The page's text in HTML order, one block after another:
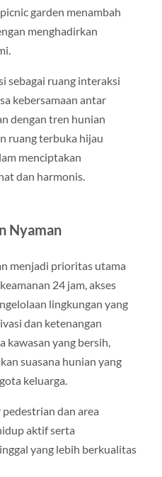
garden menambah
menghadirkan
sebagai ruang interaksi
kebersamaan antar
dengan tren hunian
ruang terbuka hijau
menciptakan
dan harmonis.
Nyaman
menjadi prioritas utama
24 jam, akses
lingkungan yang
dan ketenangan
kawasan yang bersih,
suasana hunian yang
keluarga.
dan area
aktif serta
yang lebih berkualitas